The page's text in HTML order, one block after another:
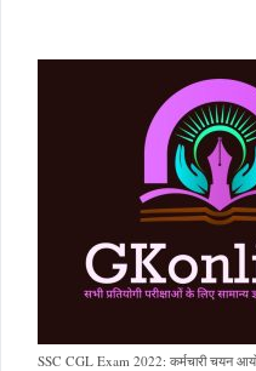
SSC CGL Exam 2022: कर्मचारी चयन